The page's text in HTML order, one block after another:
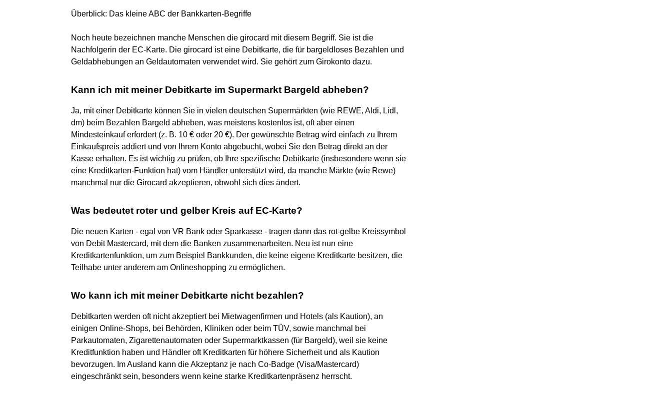
Überblick: Das kleine ABC der Bankkarten-Begriffe
Noch heute bezeichnen manche Menschen die girocard mit diesem Begriff. Sie ist die
Nachfolgerin der EC-Karte. Die girocard ist eine Debitkarte, die für bargeldloses Bezahlen und
Geldabhebungen an Geldautomaten verwendet wird. Sie gehört zum Girokonto dazu.
Kann ich mit meiner Debitkarte im Supermarkt Bargeld abheben?
Ja, mit einer Debitkarte können Sie in vielen deutschen Supermärkten (wie REWE, Aldi, Lidl,
dm) beim Bezahlen Bargeld abheben, was meistens kostenlos ist, oft aber einen
Mindesteinkauf erfordert (z. B. 10 € oder 20 €). Der gewünschte Betrag wird einfach zu Ihrem
Einkaufspreis addiert und von Ihrem Konto abgebucht, wobei Sie den Betrag direkt an der
Kasse erhalten. Es ist wichtig zu prüfen, ob Ihre spezifische Debitkarte (insbesondere wenn sie
eine Kreditkarten-Funktion hat) vom Händler unterstützt wird, da manche Märkte (wie Rewe)
manchmal nur die Girocard akzeptieren, obwohl sich dies ändert.
Was bedeutet roter und gelber Kreis auf EC-Karte?
Die neuen Karten - egal von VR Bank oder Sparkasse - tragen dann das rot-gelbe Kreissymbol
von Debit Mastercard, mit dem die Banken zusammenarbeiten. Neu ist nun eine
Kreditkartenfunktion, um zum Beispiel Bankkunden, die keine eigene Kreditkarte besitzen, die
Teilhabe unter anderem am Onlineshopping zu ermöglichen.
Wo kann ich mit meiner Debitkarte nicht bezahlen?
Debitkarten werden oft nicht akzeptiert bei Mietwagenfirmen und Hotels (als Kaution), an
einigen Online-Shops, bei Behörden, Kliniken oder beim TÜV, sowie manchmal bei
Parkautomaten, Zigarettenautomaten oder Supermarktkassen (für Bargeld), weil sie keine
Kreditfunktion haben und Händler oft Kreditkarten für höhere Sicherheit und als Kaution
bevorzugen. Im Ausland kann die Akzeptanz je nach Co-Badge (Visa/Mastercard)
eingeschränkt sein, besonders wenn keine starke Kreditkartenpräsenz herrscht.